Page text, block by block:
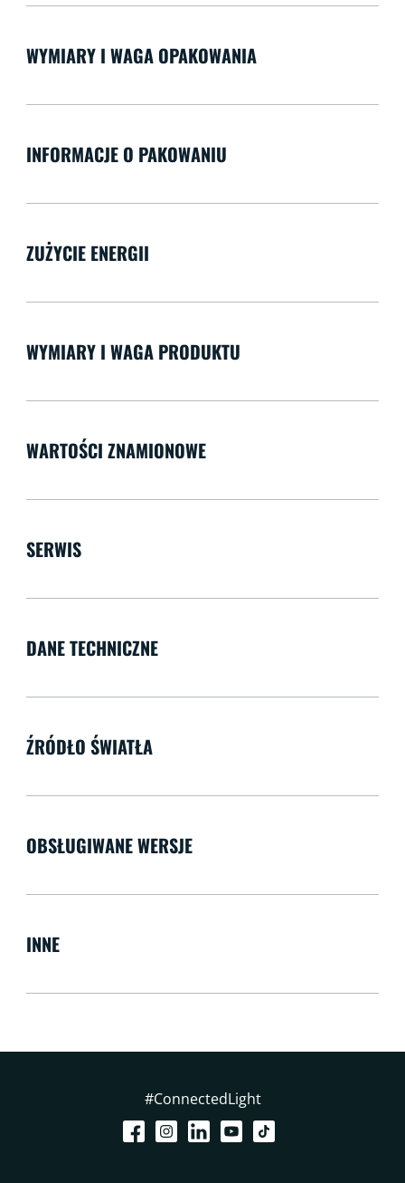
WYMIARY I WAGA OPAKOWANIA
INFORMACJE O PAKOWANIU
ZUŻYCIE ENERGII
WYMIARY I WAGA PRODUKTU
WARTOŚCI ZNAMIONOWE
SERWIS
DANE TECHNICZNE
ŹRÓDŁO ŚWIATŁA
OBSŁUGIWANE WERSJE
INNE
#ConnectedLight